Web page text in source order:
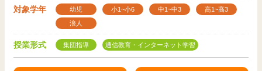
対象学年 幼児 小1~小6 中1~中3
高1~高3
浪人
授業形式 集団指導 通信教育・インターネット学習